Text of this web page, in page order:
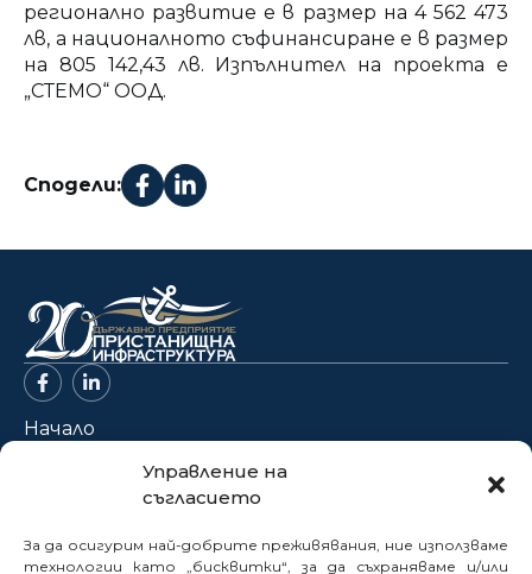
Управление на
съгласието
За да осигурим най-добрите преживявания, ние използваме
технологии като „бисквитки“, за да съхраняваме и/или
регионално развитие е в размер на 4 562 473
лв, а националното съфинансиране е в размер
на 805 142,43 лв. Изпълнител на проекта е
„СТЕМО“ ООД.
Сподели:
Начало
Новини
Нормативна база